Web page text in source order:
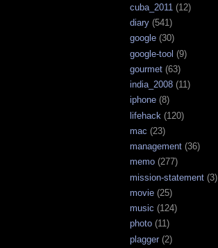
cuba_2011 (12)
diary (541)
google (30)
google-tool (9)
gourmet (63)
india_2008 (11)
iphone (8)
lifehack (120)
mac (23)
management (36)
memo (277)
mission-statement (3)
movie (25)
music (124)
photo (11)
plagger (2)